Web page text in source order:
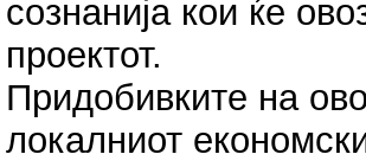
сознанија кои ќе
проектот.
Придобивките на
локалниот